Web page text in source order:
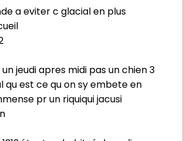
a eviter c glacial en plus
jeudi apres midi pas un chien 3
qu est ce qu on sy embete en
pr un riquiqui jacusi